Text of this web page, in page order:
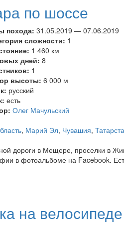
по шоссе
похода:31.05.2019 —07.06.2019
сложности: 1
1 460 км
дней:8
1
высоты:6 000 м
русский
есть
Олег Мачульский
, Марий Эл, Чувашия,
дороги в Мещере, проселки в
в фотоальбоме на Facebook.
на велосипеде